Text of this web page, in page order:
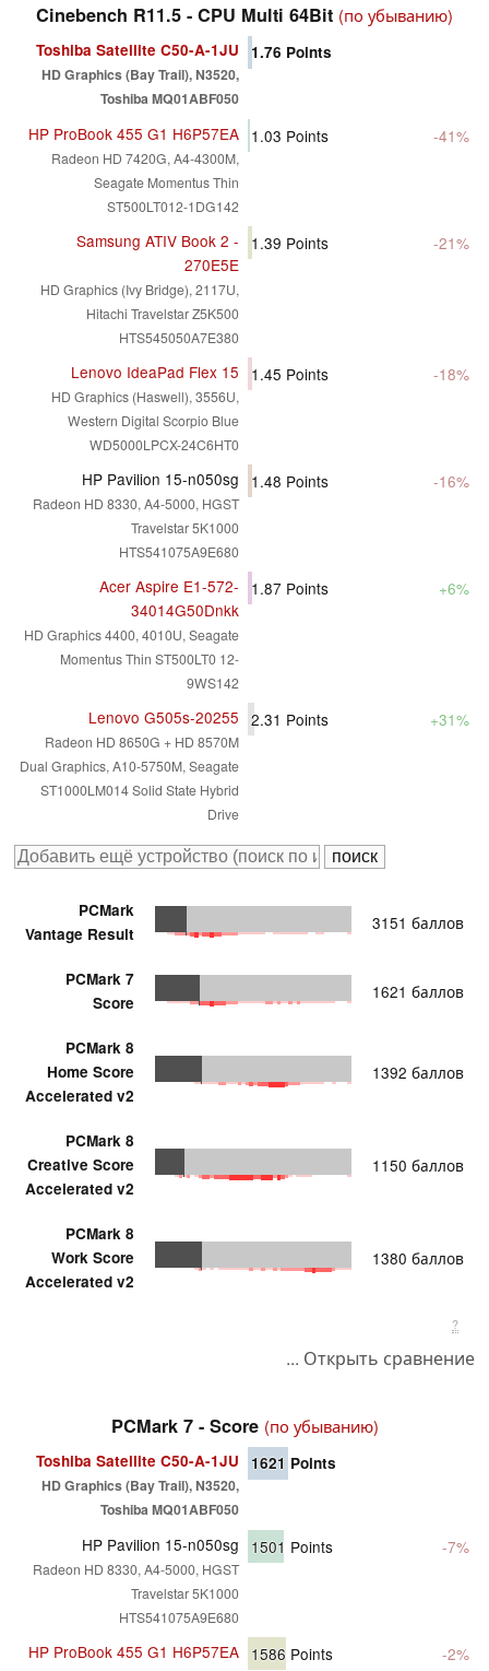
Cinebench R11.5 - CPU Multi 64Bit (по убыванию)
Toshiba Satellite C50-A-1JU
HD Graphics (Bay Trail), N3520,
Toshiba MQ01ABF050
1.76 Points
HP ProBook 455 G1 H6P57EA
Radeon HD 7420G, A4-4300M,
Seagate Momentus Thin
ST500LT012-1DG142
1.03 Points -41%
Samsung ATIV Book 2 -
270E5E
HD Graphics (Ivy Bridge), 2117U,
Hitachi Travelstar Z5K500
HTS545050A7E380
1.39 Points -21%
Lenovo IdeaPad Flex 15
HD Graphics (Haswell), 3556U,
Western Digital Scorpio Blue
WD5000LPCX-24C6HT0
1.45 Points -18%
HP Pavilion 15-n050sg
Radeon HD 8330, A4-5000, HGST
Travelstar 5K1000
HTS541075A9E680
1.48 Points -16%
Acer Aspire E1-572-
34014G50Dnkk
HD Graphics 4400, 4010U, Seagate
Momentus Thin ST500LT0 12-
9WS142
1.87 Points +6%
Lenovo G505s-20255
Radeon HD 8650G + HD 8570M
Dual Graphics, A10-5750M, Seagate
ST1000LM014 Solid State Hybrid
Drive
2.31 Points +31%
PCMark
Vantage Result
3151 баллов
PCMark 7
Score
1621 баллов
PCMark 8
Home Score
Accelerated v2
1392 баллов
PCMark 8
Creative Score
Accelerated v2
1150 баллов
PCMark 8
Work Score
Accelerated v2
1380 баллов
?
... Открыть сравнение
PCMark 7 - Score (по убыванию)
Toshiba Satellite C50-A-1JU
HD Graphics (Bay Trail), N3520,
Toshiba MQ01ABF050
1621 Points
HP Pavilion 15-n050sg
Radeon HD 8330, A4-5000, HGST
Travelstar 5K1000
HTS541075A9E680
1501 Points -7%
HP ProBook 455 G1 H6P57EA 1586 Points -2%